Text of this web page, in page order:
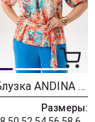
Блузка ANDINA 127 принт цветы
Размеры: